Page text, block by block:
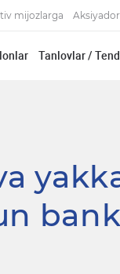
mijozlarga
Tanlovlar /